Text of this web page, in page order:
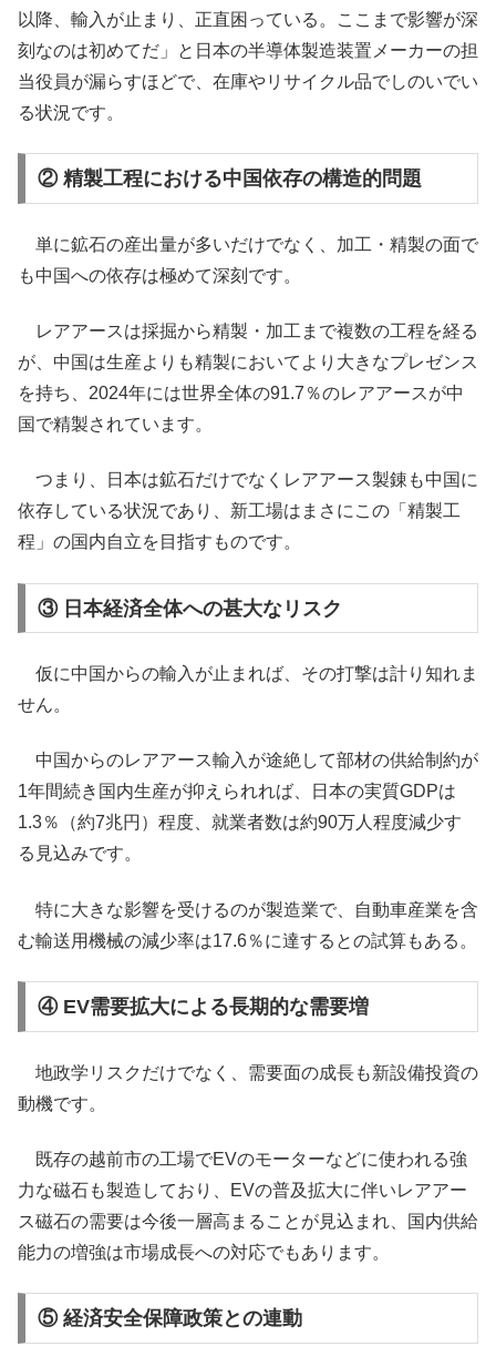
以降、輸入が止まり、正直困っている。ここまで影響が深
刻なのは初めてだ」と日本の半導体製造装置メーカーの担
当役員が漏らすほどで、在庫やリサイクル品でしのいでい
る状況です。
② 精製工程における中国依存の構造的問題
単に鉱石の産出量が多いだけでなく、加工・精製の面で
も中国への依存は極めて深刻です。
レアアースは採掘から精製・加工まで複数の工程を経る
が、中国は生産よりも精製においてより大きなプレゼンス
を持ち、2024年には世界全体の91.7％のレアアースが中
国で精製されています。
つまり、日本は鉱石だけでなくレアアース製錬も中国に
依存している状況であり、新工場はまさにこの「精製工
程」の国内自立を目指すものです。
③ 日本経済全体への甚大なリスク
仮に中国からの輸入が止まれば、その打撃は計り知れま
せん。
中国からのレアアース輸入が途絶して部材の供給制約が
1年間続き国内生産が抑えられれば、日本の実質GDPは
1.3％（約7兆円）程度、就業者数は約90万人程度減少す
る見込みです。
特に大きな影響を受けるのが製造業で、自動車産業を含
む輸送用機械の減少率は17.6％に達するとの試算もある。
④ EV需要拡大による長期的な需要増
地政学リスクだけでなく、需要面の成長も新設備投資の
動機です。
既存の越前市の工場でEVのモーターなどに使われる強
力な磁石も製造しており、EVの普及拡大に伴いレアアー
ス磁石の需要は今後一層高まることが見込まれ、国内供給
能力の増強は市場成長への対応でもあります。
⑤ 経済安全保障政策との連動